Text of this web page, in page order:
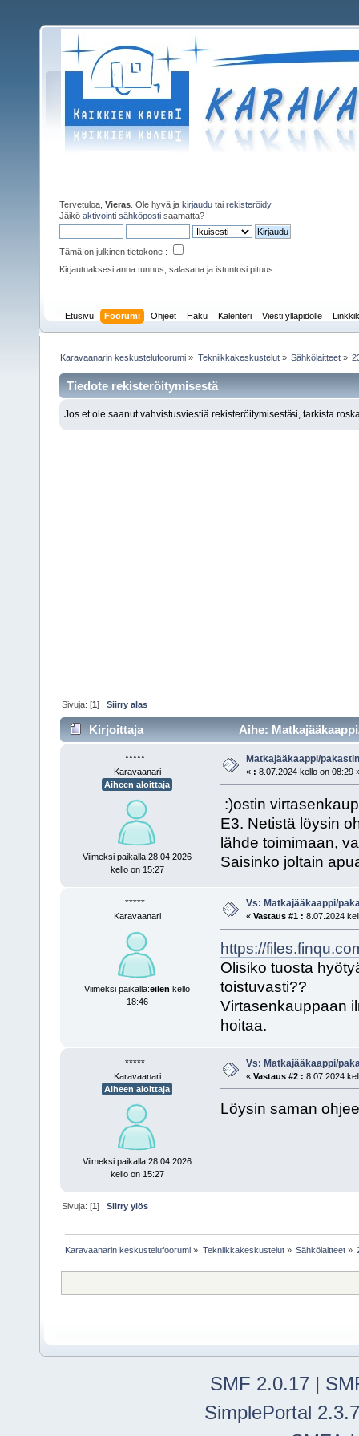
Tervetuloa, Vieras . Ole hyvä ja kirjaudu tai rekisteröidy.
Jäikö aktivointi sähköposti saamatta?
Tämä on julkinen tietokone :
Kirjautuaksesi anna tunnus, salasana ja istuntosi pituus
Etusivu Foorumi Ohjeet Haku Kalenteri Viesti ylläpidolle
Karavaanarin keskustelufoorumi » Tekniikkakeskustelut» Sähkölaitteet»
Tiedote rekisteröitymisestä
Jos et ole saanut vahvistusviestiä rekisteröitymisestäsi, tarkista
Sivuja: [1]Siirry alas
Kirjoittaja Aihe:
*****
Karavaanari
Aiheen aloittaja
Viimeksi paikalla:28.04.2026
kello on 15:27
Matkajääkaappi/pakastin
« : 8.07.2024 kello on 08:29
:)ostin
E3. Netistä löysin
lähde toimimaan,
Saisinko joltain
*****
Karavaanari
Viimeksi paikalla:eilen kello
18:46
Vs: Matkajääkaappi/
« Vastaus #1 : 8.07.2024
https://
Olisiko tuosta
toistuvasti??
Virtasenkauppaan
hoitaa.
*****
Karavaanari
Aiheen aloittaja
Viimeksi paikalla:28.04.2026
kello on 15:27
Vs: Matkajääkaappi/
« Vastaus #2 : 8.07.2024
Löysin saman
Sivuja: [1]Siirry ylös
Karavaanarin keskustelufoorumi » Tekniikkakeskustelut» Sähkölaitteet»
SMF 2.0.17 |
SimplePortal